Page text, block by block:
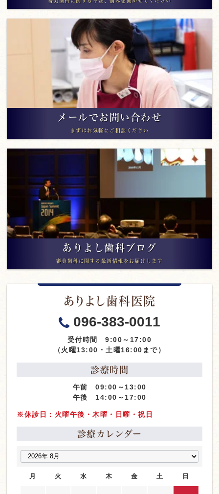
メールでお問い合わせ
まずはお気軽にご相談ください
ありよし歯科ブログ
審美歯科に関する最新情報をお届けします
ありよし歯科医院
096-383-0011
受付時間 9:00～17:00
（火曜13:00・土曜16:00まで）
診療時間
午前 09:00～13:00
午後 14:00～17:00
※休診日：火曜午後・木曜・日曜・祝日
診療カレンダー
月 火 水 木 金 土 日